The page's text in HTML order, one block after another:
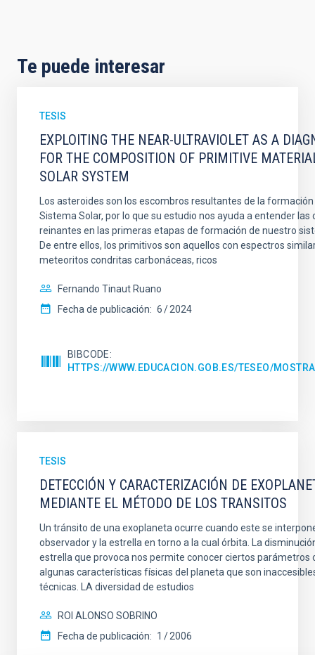
Te puede interesar
TESIS
EXPLOITING THE NEAR-ULTRAVIOLET AS A
FOR THE COMPOSITION OF PRIMITIVE
SOLAR SYSTEM
Los asteroides son los escombros resultantes de la
Sistema Solar, por lo que su estudio nos ayuda a entender las
reinantes en las primeras etapas de formación de nuestro
De entre ellos, los primitivos son aquellos con espectros
meteoritos condritas carbonáceas, ricos
Fernando Tinaut Ruano
Fecha de publicación: 6 2024
BIBCODE
HTTPS://WWW.EDUCACION.GOB.ES/TESEO/
TESIS
DETECCIÓN Y CARACTERIZACIÓN DE
MEDIANTE EL MÉTODO DE LOS TRANSITOS
Un tránsito de una exoplaneta ocurre cuando este se
observador y la estrella en torno a la cual órbita. La
estrella que provoca nos permite conocer ciertos parámetros
algunas características físicas del planeta que son
técnicas. LA diversidad de estudios
ROI ALONSO SOBRINO
Fecha de publicación: 1 2006